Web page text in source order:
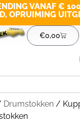
VANAF €
OPRUIMING
€0,00
Drumstokken /